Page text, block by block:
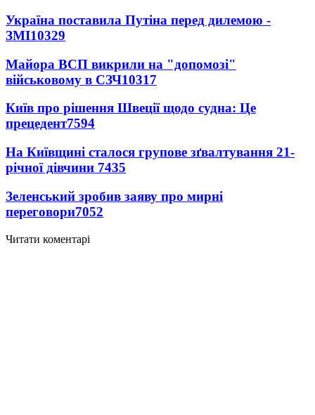
Україна поставила Путіна перед дилемою -
ЗМІ10329
Майора ВСП викрили на "допомозі"
військовому в СЗЧ10317
Київ про рішення Швеції щодо судна: Це
прецедент7594
На Київщині сталося групове зґвалтування 21-
річної дівчини 7435
Зеленський зробив заяву про мирні
переговори7052
Читати коментарі